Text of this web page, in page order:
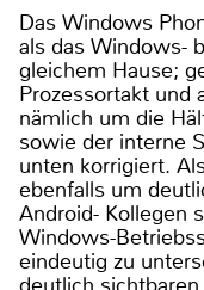
Das Windows
als das Windows-
gleichem Hause;
Prozessortakt und
nämlich um die
sowie der interne
unten korrigiert.
ebenfalls um
Android- Kollegen
Windows-
eindeutig zu